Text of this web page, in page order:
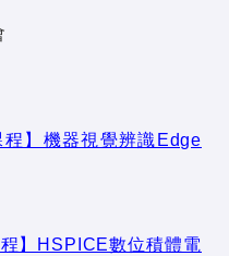
】機器視覺辨識Edge
】HSPICE數位積體電